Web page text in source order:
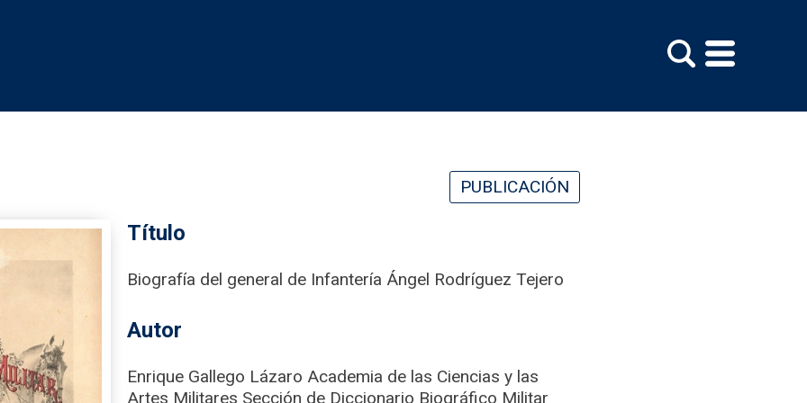
PUBLICACIÓN
Título
Biografía del general de Infantería Ángel Rodríguez Tejero
Autor
Enrique Gallego Lázaro Academia de las Ciencias y las
Artes Militares Sección de Diccionario Biográfico Militar